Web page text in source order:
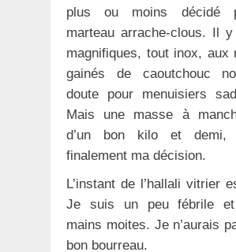
plus ou moins décidé
marteau arrache-clous. Il
magnifiques, tout inox, aux
gainés de caoutchouc
doute pour menuisiers
Mais une masse à
d’un bon kilo et demi,
finalement ma décision.
L’instant de l’hallali vitrier
Je suis un peu fébrile
mains moites. Je n’aurais
bon bourreau.